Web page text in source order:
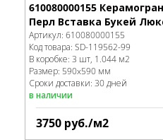
610080000155
Перл Вставка Букей
Артикул: 610080000155
Код товара: SD-119562-99
В коробке: 3 шт, 1.044 м2
Размер: 590x590 мм
Сроки доставки: 30 дней
в наличии
3750 руб./м2